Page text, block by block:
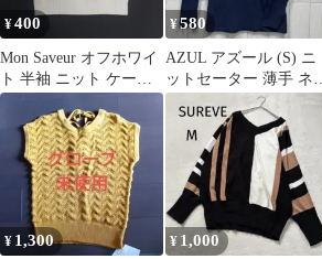
¥400
Mon Saveur オフホワイ
ト 半袖 ニット ケーブ
ル編み セーター
¥580
AZUL アズール (S) ニ
ットセーター 薄手 ネイ
ビー ボートネック
¥ 1,300 ¥ 1,000